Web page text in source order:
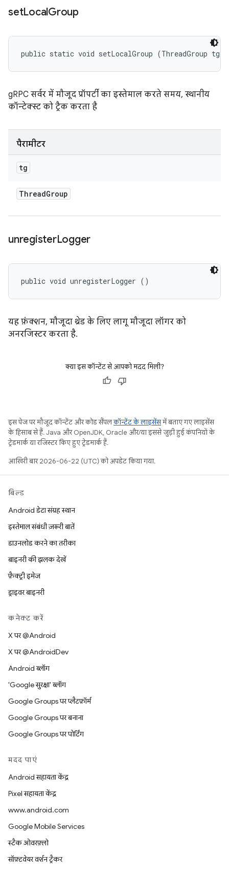
setLocalGroup
public static void setLocalGroup (ThreadGroup tg)
gRPC सर्वर में मौजूद प्रॉपर्टी का इस्तेमाल करते समय, स्थानीय
कॉन्टेक्स्ट को ट्रैक करता है
पैरामीटर
tg
ThreadGroup
unregisterLogger
public void unregisterLogger ()
यह फ़ंक्शन, मौजूदा थ्रेड के लिए लागू मौजूदा लॉगर को
अनरजिस्टर करता है.
क्या इस कॉन्टेंट से आपको मदद मिली?
इस पेज पर मौजूद कॉन्टेंट और कोड सैंपलकॉन्टेंट के लाइसेंसमें बताए गए लाइसेंस
के हिसाब से हैं. Java और OpenJDK, Oracle और/या इससे जुड़ी हुई कंपनियों के
ट्रेडमार्क या रजिस्टर किए हुए ट्रेडमार्क हैं.
आखिरी बार 2026-06-22 (UTC) को अपडेट किया गया.
बिल्ड
Android डेटा संग्रह स्थान
इस्तेमाल संबंधी ज़रूरी बातें
डाउनलोड करने का तरीका
बाइनरी की झलक देखें
फ़ैक्ट्री इमेज
ड्राइवर बाइनरी
कनेक्ट करें
X पर @Android
X पर @AndroidDev
Android ब्लॉग
'Google सुरक्षा' ब्लॉग
Google Groups पर प्लैटफ़ॉर्म
Google Groups पर बनाना
Google Groups पर पोर्टिंग
मदद पाएं
Android सहायता केंद्र
Pixel सहायता केंद्र
www.android.com
Google Mobile Services
स्टैक ओवरफ़्लो
सॉफ़्टवेयर वर्शन ट्रैकर